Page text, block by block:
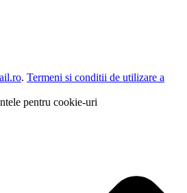
. Termeni si conditii de utilizare a
pentru cookie-uri